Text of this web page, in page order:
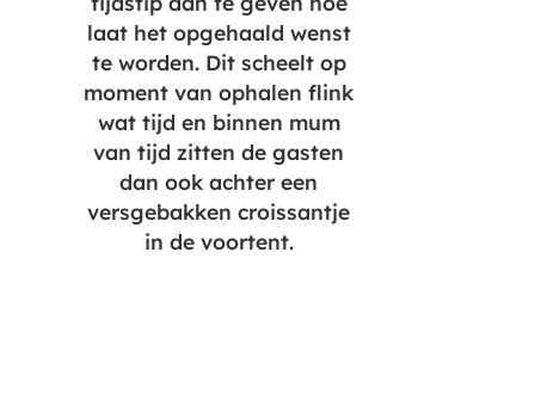
laat het opgehaald wenst
te worden. Dit scheelt op
moment van ophalen flink
wat tijd en binnen mum
van tijd zitten de gasten
dan ook achter een
versgebakken croissantje
in de voortent.